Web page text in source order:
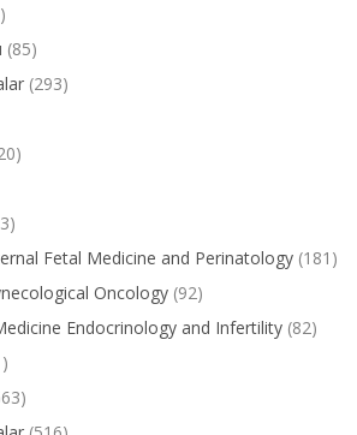
(85)
(293)
Fetal Medicine and Perinatology (181)
Oncology (92)
Endocrinology and Infertility (82)